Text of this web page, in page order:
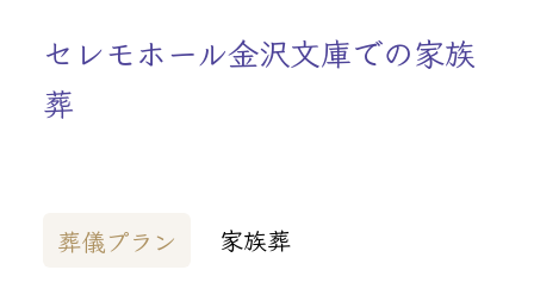
セレモホール金沢文庫での家族
葬
葬儀プラン 家族葬